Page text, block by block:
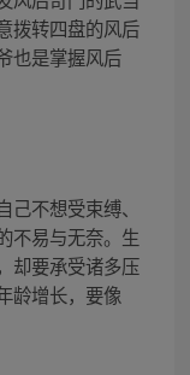
拨转四盘的风后
也是掌握风后
不想受束缚、
不易与无奈。生
却要承受诸多压
龄增长，要像